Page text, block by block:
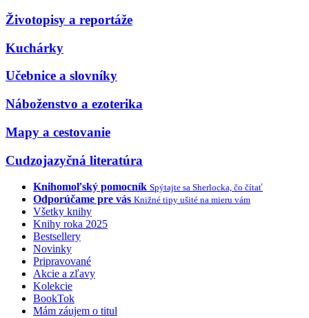
Životopisy a reportáže
Kuchárky
Učebnice a slovníky
Náboženstvo a ezoterika
Mapy a cestovanie
Cudzojazyčná literatúra
Knihomoľský pomocník Spýtajte sa Sherlocka, čo čítať
Odporúčame pre vás Knižné tipy ušité na mieru vám
Všetky knihy
Knihy roka 2025
Bestsellery
Novinky
Pripravované
Akcie a zľavy
Kolekcie
BookTok
Mám záujem o titul